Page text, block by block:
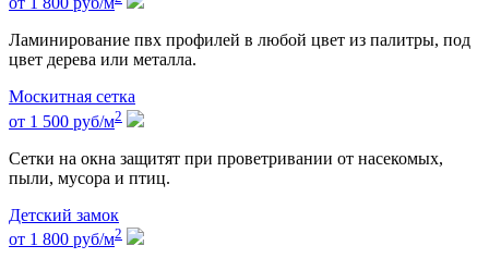
Ламинирование пвх профилей в любой цвет из палитры, под
цвет дерева или металла.
Москитная сетка
от 1 500 руб/м2
Сетки на окна защитят при проветривании от насекомых,
пыли, мусора и птиц.
Детский замок
от 1 800 руб/м2